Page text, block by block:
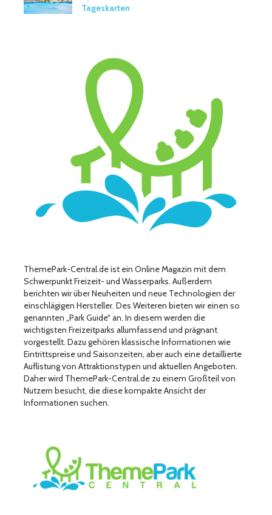
Tageskarten
ThemePark-Central.de ist ein Online Magazin mit dem
Schwerpunkt Freizeit- und Wasserparks. Außerdem
berichten wir über Neuheiten und neue Technologien der
einschlägigen Hersteller. Des Weiteren bieten wir einen so
genannten „Park Guide“ an. In diesem werden die
wichtigsten Freizeitparks allumfassend und prägnant
vorgestellt. Dazu gehören klassische Informationen wie
Eintrittspreise und Saisonzeiten, aber auch eine detaillierte
Auflistung von Attraktionstypen und aktuellen Angeboten.
Daher wird ThemePark-Central.de zu einem Großteil von
Nutzern besucht, die diese kompakte Ansicht der
Informationen suchen.